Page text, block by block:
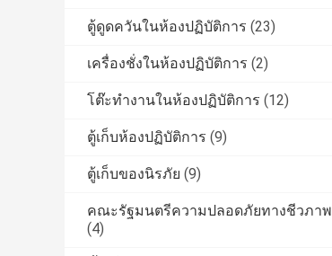
ตู้ดูดควันในห้องปฏิบัติการ (23)
เครื่องชั่งในห้องปฏิบัติการ (2)
โต๊ะทำงานในห้องปฏิบัติการ (12)
ตู้เก็บห้องปฏิบัติการ (9)
ตู้เก็บของนิรภัย (9)
คณะรัฐมนตรีความปลอดภัยทางชีวภาพ
(4)